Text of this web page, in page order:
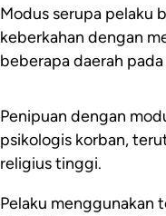
Modus serupa pelaku
keberkahan dengan
beberapa daerah
Penipuan dengan
psikologis korban,
religius tinggi.
Pelaku menggunakan